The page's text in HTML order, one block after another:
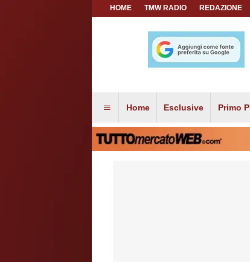
HOME TMW RADIO REDAZIONE
Home Esclusive Primo